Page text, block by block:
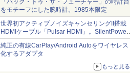
「バック・トゥ・ザ・フューチャー」の時計台
をモチーフにした腕時計。1985本限定
世界初アクティブノイズキャンセリングII搭載
HDMIケーブル「Pulsar HDMI」。SilentPower
から
純正の有線CarPlay/Android Autoをワイヤレス
化するアダプタ
もっと見る